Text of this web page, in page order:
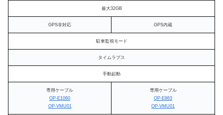
最大32GB
GPS非対応 GPS内蔵
駐車監視モード
タイムラプス
手動起動
専用ケーブル
OP-E1060
OP-VMU01
専用ケーブル
OP-E863
OP-VMU01